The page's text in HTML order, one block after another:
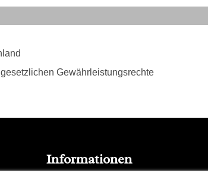
Schriftzug vorne
Gewährleistungsrechte
Informationen